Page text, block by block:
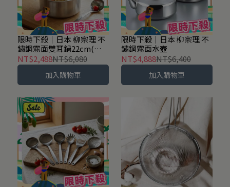
限時下殺│日本 柳宗理 不
鏽鋼霧面雙耳鍋22cm(附
蓋)+湯杓(中)
NT$2,488NT$6,080
加入購物車
限時下殺｜日本 柳宗理 不
鏽鋼霧面水壺
NT$4,888NT$6,400
加入購物車